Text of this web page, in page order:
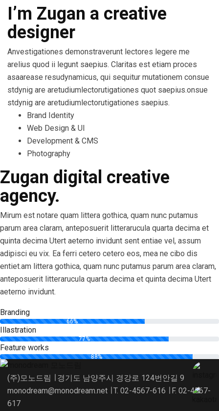
I’m Zugan a creative
designer
Anvestigationes demonstraverunt lectores legere me
arelius quod ii legunt saepius. Claritas est etiam proces
asaarease resudynamicus, qui sequitur mutationem consue
stdynig are aretudiumlectorutigationes quot saepius.onsue
stdynig are aretudiumlectorutigationes saepius.
Brand Identity
Web Design & UI
Development & CMS
Photography
Zugan digital creative
agency.
Mirum est notare quam littera gothica, quam nunc putamus
parum area claram, anteposuerit litterarucula quarta decima et
quinta decima Utert aeterno invidunt sent entiae vel, assum
adipisci eu vix. Ea ferri cetero cetero eos, mea ne cibo dis
entiet.am littera gothica, quam nunc putamus parum area claram,
anteposuerit litterarucula quarta decima et quinta decima Utert
aeterno invidunt.
Branding
66%
Illastration
77%
Feature works
88%
(주)모노드림 ∣ 경기도 남양주시 경강로 124번안길 9
monodream@monodream.net ∣ T. 02-4567-616 ∣ F. 02-4567-
617